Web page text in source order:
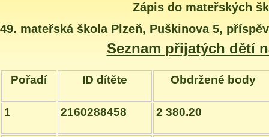
Zápis do mateřských
49. mateřská škola Plzeň, Puškinova 5,
Seznam přijatých dětí
Pořadí ID dítěte Obdržené body
1 2160288458 2 380.20